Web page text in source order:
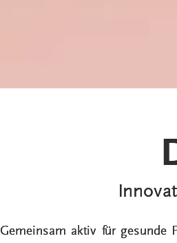
Gemeinsam aktiv für gesunde